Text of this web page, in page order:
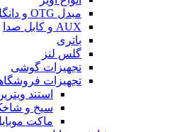
مبدل OTG و دانگل
AUX و کابل صدا
باتری
گلس لنز
تجهیزات گوشی
تجهیزات
استند
سیخ و
ماکت